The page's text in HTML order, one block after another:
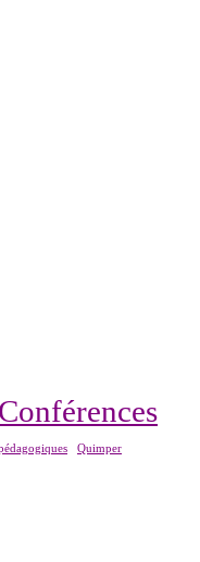
Conférences
Quimper